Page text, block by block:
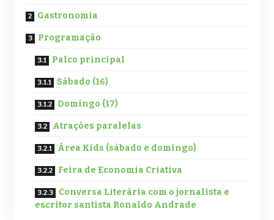
Gastronomia
Programação
Palco principal
Sábado (16)
Domingo (17)
Atrações paralelas
Área Kids (sábado e domingo)
Feira de Economia Criativa
Conversa Literária com o jornalista e
escritor santista Ronaldo Andrade